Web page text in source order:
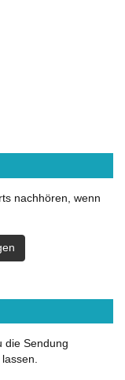
nachhören, wenn
die Sendung